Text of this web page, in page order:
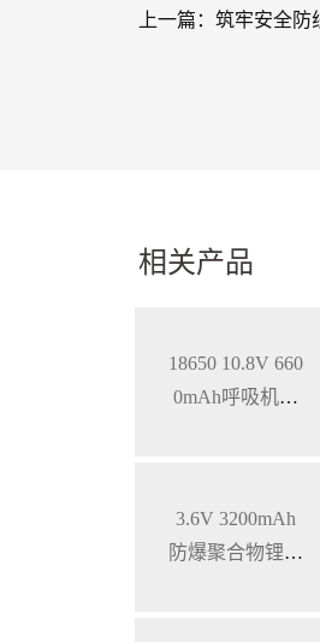
上一篇： 筑牢安全防
相关产品
18650 10.8V 660
0mAh呼吸机智
3.6V 3200mAh
防爆聚合物锂电